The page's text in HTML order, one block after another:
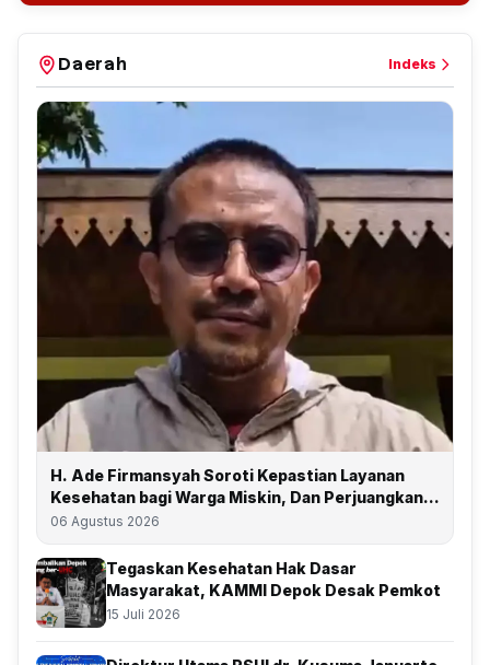
Daerah Indeks
H. Ade Firmansyah Soroti Kepastian Layanan
Kesehatan bagi Warga Miskin, Dan Perjuangkan
Depok Kembali Raih Predikat UHC
06 Agustus 2026
Tegaskan Kesehatan Hak Dasar
Masyarakat, KAMMI Depok Desak Pemkot
15 Juli 2026